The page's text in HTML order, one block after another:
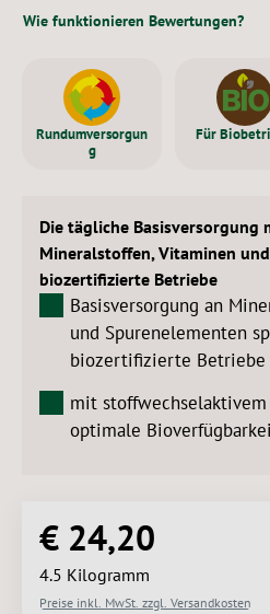
Durchschnittliche Bewertung
Wie funktionieren Bewertungen?
Rundumversorgun
g
Für
Die tägliche Basisversorgung
Mineralstoffen, Vitaminen
biozertifizierte Betriebe
Basisversorgung an
und Spurenelementen
biozertifizierte Betriebe
mit
optimale
Regulärer Preis:
€ 24,20
4.5 Kilogramm
Preise inkl. MwSt. zzgl. Versandkosten